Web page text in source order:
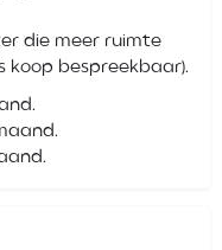
die meer ruimte
koop bespreekbaar).